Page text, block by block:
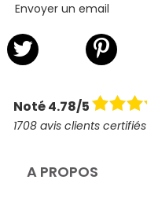
Envoyer un email
Noté 4.78/5
1708 avis clients certifiés
A PROPOS